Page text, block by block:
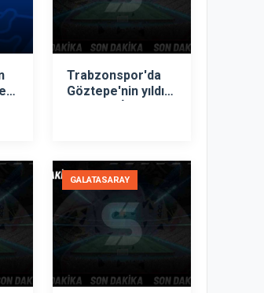
Trabzonspor'da
Göztepe'nin yıldızı
GALATASARAY